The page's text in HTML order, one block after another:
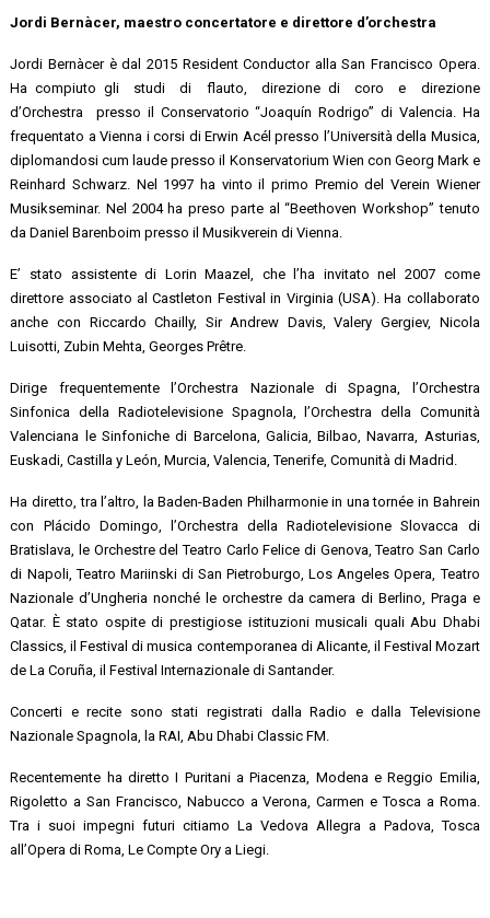
Jordi Bernàcer, maestro concertatore e direttore d’orchestra
Jordi Bernàcer è dal 2015 Resident Conductor alla San Francisco Opera.
Ha compiuto gli studi di flauto, direzione di coro e direzione
d’Orchestra presso il Conservatorio “Joaquín Rodrigo” di Valencia. Ha
frequentato a Vienna i corsi di Erwin Acél presso l’Università della Musica,
diplomandosi cum laude presso il Konservatorium Wien con Georg Mark e
Reinhard Schwarz. Nel 1997 ha vinto il primo Premio del Verein Wiener
Musikseminar. Nel 2004 ha preso parte al “Beethoven Workshop” tenuto
da Daniel Barenboim presso il Musikverein di Vienna.
E’ stato assistente di Lorin Maazel, che l’ha invitato nel 2007 come
direttore associato al Castleton Festival in Virginia (USA). Ha collaborato
anche con Riccardo Chailly, Sir Andrew Davis, Valery Gergiev, Nicola
Luisotti, Zubin Mehta, Georges Prêtre.
Dirige frequentemente l’Orchestra Nazionale di Spagna, l’Orchestra
Sinfonica della Radiotelevisione Spagnola, l’Orchestra della Comunità
Valenciana le Sinfoniche di Barcelona, Galicia, Bilbao, Navarra, Asturias,
Euskadi, Castilla y León, Murcia, Valencia, Tenerife, Comunità di Madrid.
Ha diretto, tra l’altro, la Baden-Baden Philharmonie in una tornée in Bahrein
con Plácido Domingo, l’Orchestra della Radiotelevisione Slovacca di
Bratislava, le Orchestre del Teatro Carlo Felice di Genova, Teatro San Carlo
di Napoli, Teatro Mariinski di San Pietroburgo, Los Angeles Opera, Teatro
Nazionale d’Ungheria nonché le orchestre da camera di Berlino, Praga e
Qatar. È stato ospite di prestigiose istituzioni musicali quali Abu Dhabi
Classics, il Festival di musica contemporanea di Alicante, il Festival Mozart
de La Coruña, il Festival Internazionale di Santander.
Concerti e recite sono stati registrati dalla Radio e dalla Televisione
Nazionale Spagnola, la RAI, Abu Dhabi Classic FM.
Recentemente ha diretto I Puritani a Piacenza, Modena e Reggio Emilia,
Rigoletto a San Francisco, Nabucco a Verona, Carmen e Tosca a Roma.
Tra i suoi impegni futuri citiamo La Vedova Allegra a Padova, Tosca
all’Opera di Roma, Le Compte Ory a Liegi.